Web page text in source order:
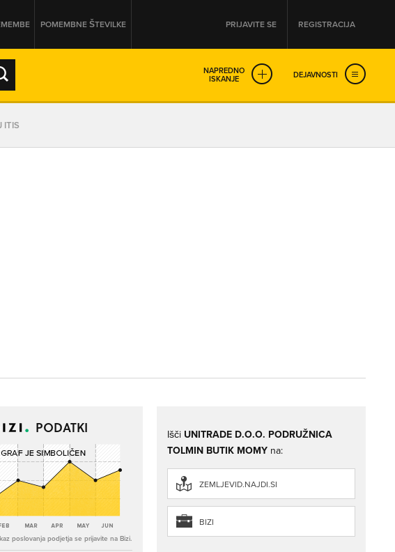
POMEMBNE ŠTEVILKE PRIJAVITE SE REGISTRACIJA
NAPREDNO
ISKANJE DEJAVNOSTI
ITIS
PODATKI
poslovanja podjetja se prijavite na Bizi.
Išči UNITRADE D.O.O. PODRUŽNICA
TOLMIN BUTIK MOMY na:
ZEMLJEVID.NAJDI.SI
BIZI